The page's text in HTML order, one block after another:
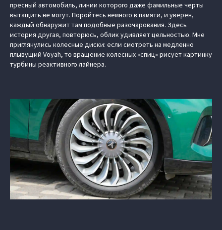
пресный автомобиль, линии которого даже фамильные черты
вытащить не могут. Поройтесь немного в памяти, и уверен,
каждый обнаружит там подобные разочарования. Здесь
история другая, повторюсь, облик удивляет цельностью. Мне
приглянулись колесные диски: если смотреть на медленно
плывущий Voyah, то вращение колесных «спиц» рисует картинку
турбины реактивного лайнера.